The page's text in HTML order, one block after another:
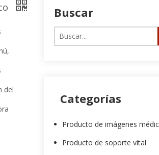
del
Buscar
Categorías
Producto de soporte vital